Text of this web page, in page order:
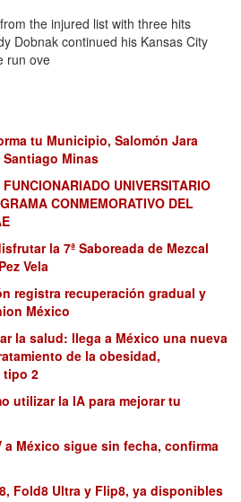
the injured list with three hits
Dobnak continued his Kansas City
run ove
tu Municipio, Salomón Jara
Minas
UNIVERSITARIO
CONMEMORATIVO DEL
la 7ª Saboreada de Mezcal
Vela
registra recuperación gradual y
México
la salud: llega a México una nueva
de la obesidad,
tipo 2
utilizar la IA para mejorar tu
a México sigue sin fecha, confirma
Fold8 Ultra y Flip8, ya disponibles